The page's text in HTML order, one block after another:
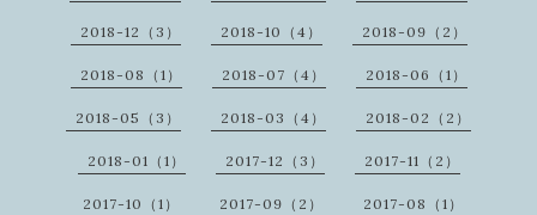
2018-12（3） 2018-10（4） 2018-09（2）
2018-08（1） 2018-07（4） 2018-06（1）
2018-05（3） 2018-03（4） 2018-02（2）
2018-01（1） 2017-12（3） 2017-11（2）
2017-10（1） 2017-09（2） 2017-08（1）